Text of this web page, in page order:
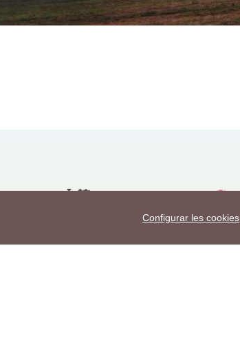
Configurar les cookies